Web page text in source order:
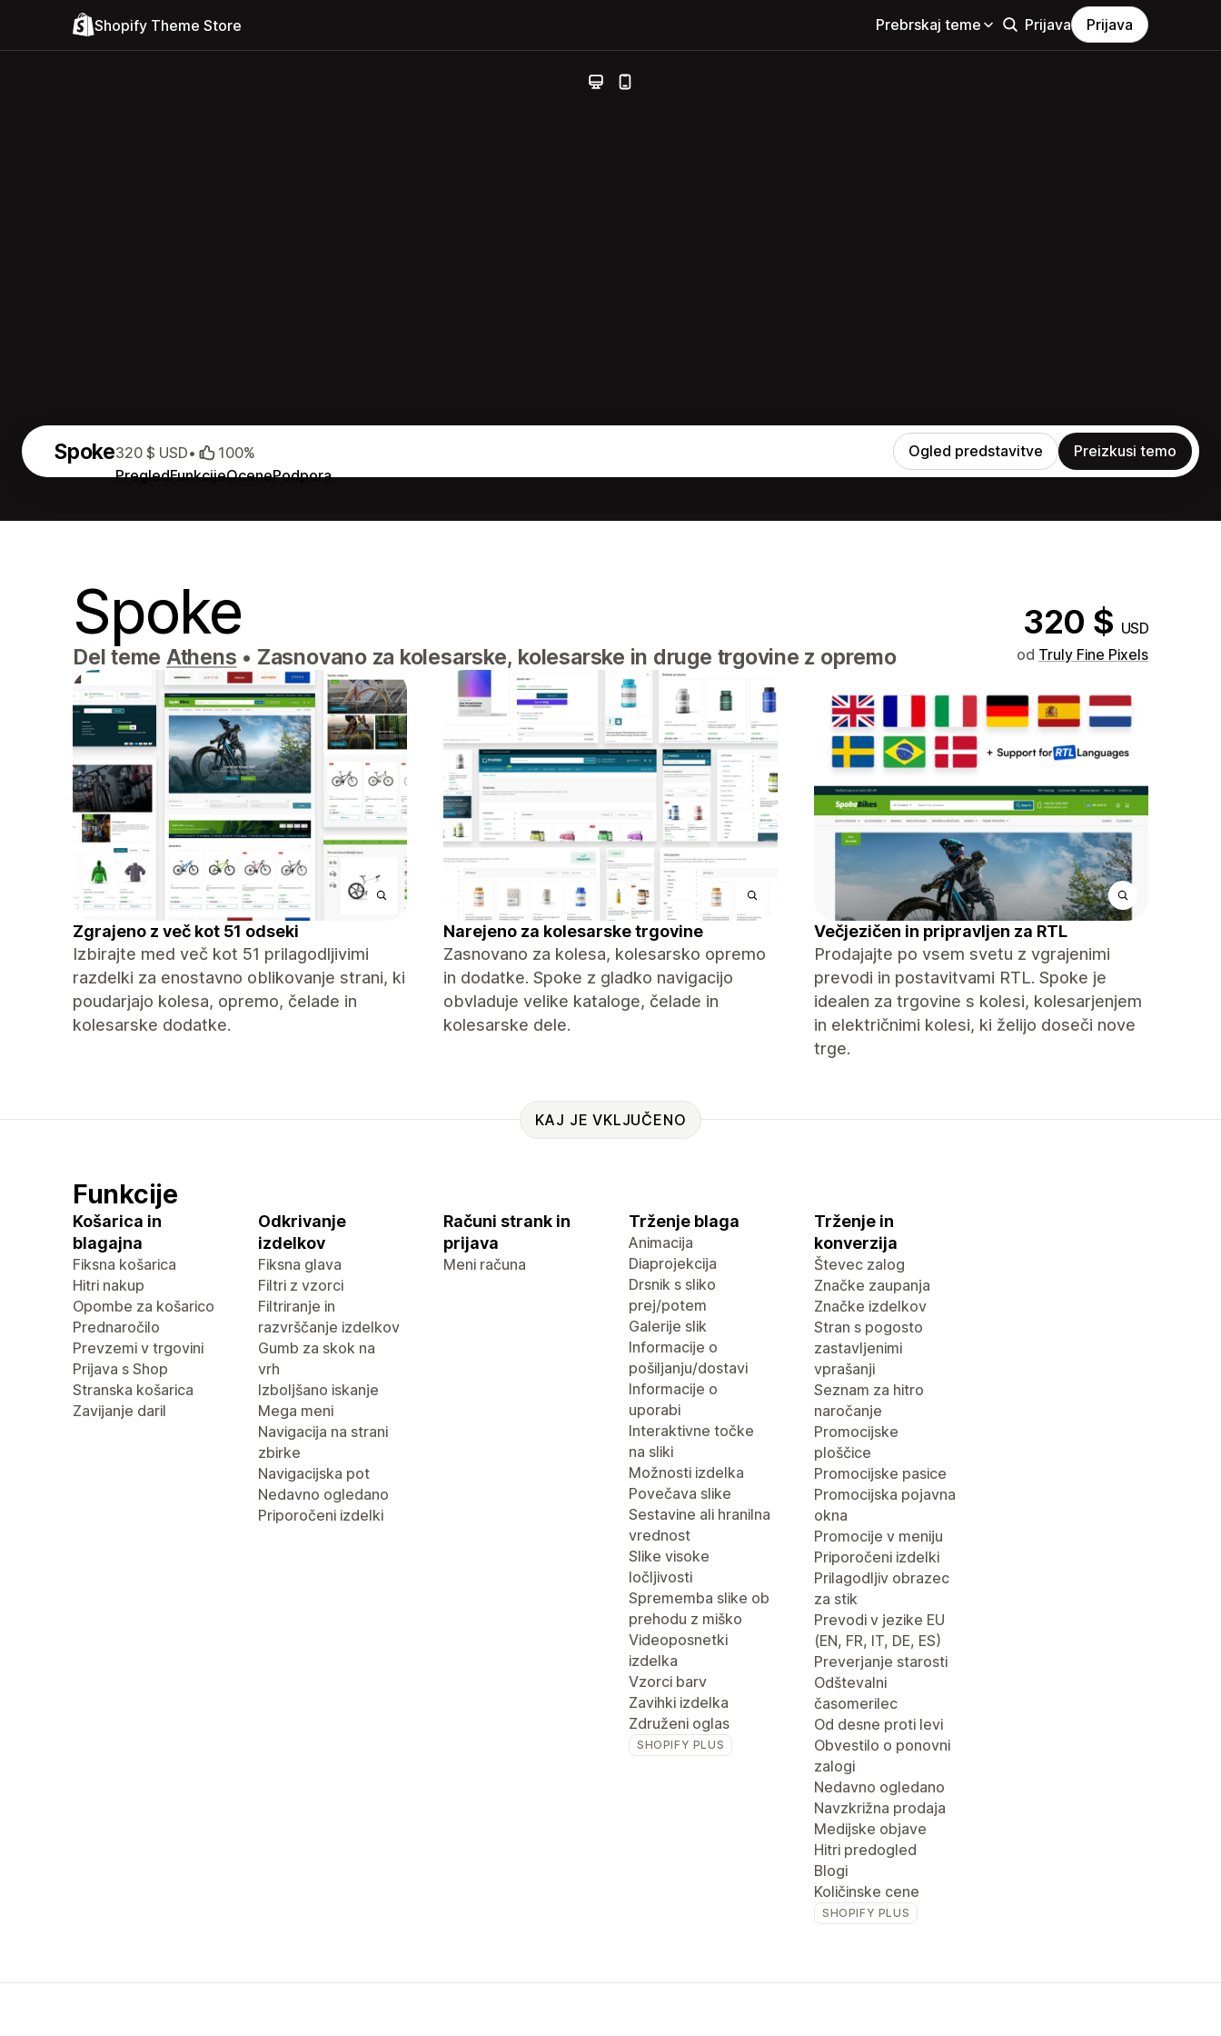
Shopify Theme Store Prebrskaj teme Prijava Prijava
Spoke
PregledFunkcijeOcenePodpora
320 $ USD• 100% Ogled predstavitve Preizkusi temo
Spoke 320 $ USD
Del teme Athens • Zasnovano za kolesarske, kolesarske in druge trgovine z opremo od Truly Fine Pixels
Zgrajeno z več kot 51 odseki
Izbirajte med več kot 51 prilagodljivimi
razdelki za enostavno oblikovanje strani, ki
poudarjajo kolesa, opremo, čelade in
kolesarske dodatke.
Narejeno za kolesarske trgovine
Zasnovano za kolesa, kolesarsko opremo
in dodatke. Spoke z gladko navigacijo
obvladuje velike kataloge, čelade in
kolesarske dele.
Večjezičen in pripravljen za RTL
Prodajajte po vsem svetu z vgrajenimi
prevodi in postavitvami RTL. Spoke je
idealen za trgovine s kolesi, kolesarjenjem
in električnimi kolesi, ki želijo doseči nove
trge.
KAJ JE VKLJUČENO
Funkcije
Košarica in
blagajna
Fiksna košarica
Hitri nakup
Opombe za košarico
Prednaročilo
Prevzemi v trgovini
Prijava s Shop
Stranska košarica
Zavijanje daril
Odkrivanje
izdelkov
Fiksna glava
Filtri z vzorci
Filtriranje in
razvrščanje izdelkov
Gumb za skok na
vrh
Izboljšano iskanje
Mega meni
Navigacija na strani
zbirke
Navigacijska pot
Nedavno ogledano
Priporočeni izdelki
Računi strank in
prijava
Meni računa
Trženje blaga
Animacija
Diaprojekcija
Drsnik s sliko
prej/potem
Galerije slik
Informacije o
pošiljanju/dostavi
Informacije o
uporabi
Interaktivne točke
na sliki
Možnosti izdelka
Povečava slike
Sestavine ali hranilna
vrednost
Slike visoke
ločljivosti
Sprememba slike ob
prehodu z miško
Videoposnetki
izdelka
Vzorci barv
Zavihki izdelka
Združeni oglas
SHOPIFY PLUS
Trženje in
konverzija
Števec zalog
Značke zaupanja
Značke izdelkov
Stran s pogosto
zastavljenimi
vprašanji
Seznam za hitro
naročanje
Promocijske
ploščice
Promocijske pasice
Promocijska pojavna
okna
Promocije v meniju
Priporočeni izdelki
Prilagodljiv obrazec
za stik
Prevodi v jezike EU
(EN, FR, IT, DE, ES)
Preverjanje starosti
Odštevalni
časomerilec
Od desne proti levi
Obvestilo o ponovni
zalogi
Nedavno ogledano
Navzkrižna prodaja
Medijske objave
Hitri predogled
Blogi
Količinske cene
SHOPIFY PLUS